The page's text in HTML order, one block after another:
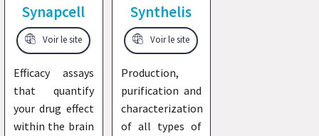
Synapcell
Voir le site
Efficacy assays
that quantify
your drug effect
within the brain
Synthelis
Voir le site
Production,
purification and
characterization
of all types of